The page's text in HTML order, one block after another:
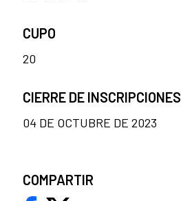
CUPO
20
CIERRE DE INSCRIPCIONES
04 DE OCTUBRE DE 2023
COMPARTIR